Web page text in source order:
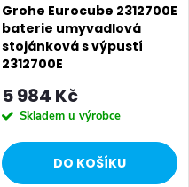
Grohe Eurocube 2312700E
baterie umyvadlová
stojánková s výpustí
2312700E
5 984 Kč
Skladem u výrobce
DO KOŠÍKU